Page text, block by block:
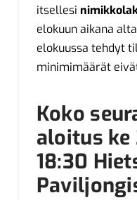
itsellesi
elokuun aikana
elokuussa tehdyt
minimimäärät
Koko
aloitus ke
18:30